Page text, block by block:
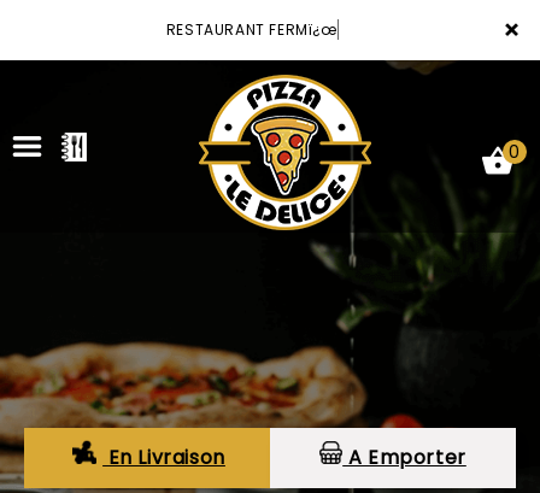
×
RESTAURANT FERMï¿œ
VOTRE COMPTE
NOTRE RESTAURANT
0
En Livraison A Emporter